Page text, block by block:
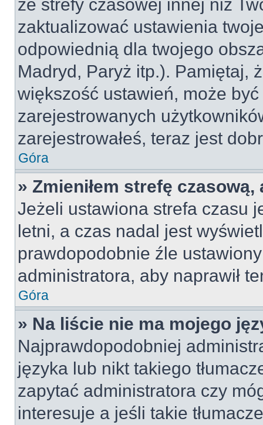
ze strefy czasowej innej niż
zaktualizować ustawienia
odpowiednią dla twojego
Madryd, Paryż itp.). Pamiętaj,
większość ustawień, może
zarejestrowanych
zarejestrowałeś, teraz jest
Góra
» Zmieniłem strefę
Jeżeli ustawiona strefa czasu
letni, a czas nadal jest
prawdopodobnie źle
administratora, aby naprawił
Góra
» Na liście nie ma mojego
Najprawdopodobniej
języka lub nikt takiego
zapytać administratora czy
interesuje a jeśli takie